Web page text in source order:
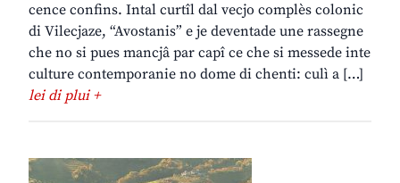
cence confins. Intal curtîl dal vecjo complès colonic
di Vilecjaze, “Avostanis” e je deventade une rassegne
che no si pues mancjâ par capî ce che si messede inte
culture contemporanie no dome di chenti: culì a […]
lei di plui +